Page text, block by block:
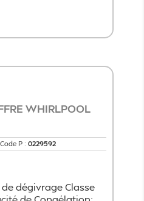
WHIRLPOOL
Code P : 0229592
dégivrage Classe